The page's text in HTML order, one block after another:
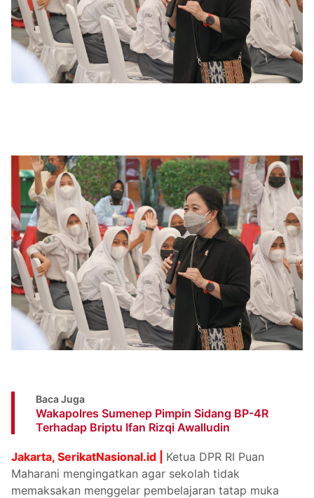
Baca Juga
Wakapolres Sumenep Pimpin Sidang BP-4R
Terhadap Briptu Ifan Rizqi Awalludin
Jakarta, SerikatNasional.id | Ketua DPR RI Puan
Maharani mengingatkan agar sekolah tidak
memaksakan menggelar pembelajaran tatap muka